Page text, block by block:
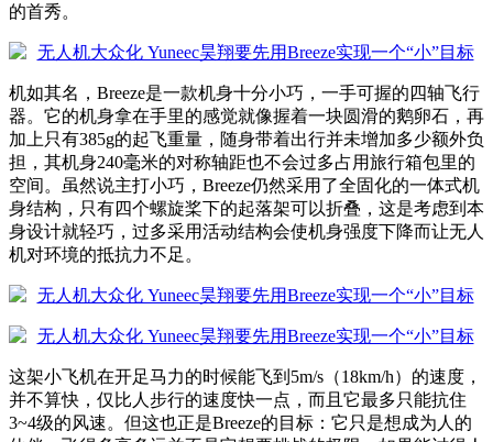
的首秀。
机如其名，Breeze是一款机身十分小巧，一手可握的四轴飞行
器。它的机身拿在手里的感觉就像握着一块圆滑的鹅卵石，再
加上只有385g的起飞重量，随身带着出行并未增加多少额外负
担，其机身240毫米的对称轴距也不会过多占用旅行箱包里的
空间。虽然说主打小巧，Breeze仍然采用了全固化的一体式机
身结构，只有四个螺旋桨下的起落架可以折叠，这是考虑到本
身设计就轻巧，过多采用活动结构会使机身强度下降而让无人
机对环境的抵抗力不足。
这架小飞机在开足马力的时候能飞到5m/s（18km/h）的速度，
并不算快，仅比人步行的速度快一点，而且它最多只能抗住
3~4级的风速。但这也正是Breeze的目标：它只是想成为人的